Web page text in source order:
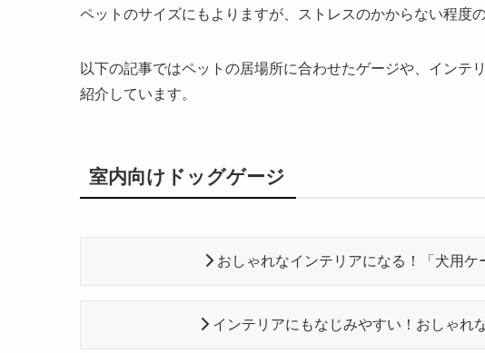
ペットのサイズにもよりますが、ストレスのかからない程度
以下の記事ではペットの居場所に合わせたゲージや、インテ
紹介しています。
室内向けドッグゲージ
おしゃれなインテリアになる！「犬用ケ
インテリアにもなじみやすい！おしゃれ